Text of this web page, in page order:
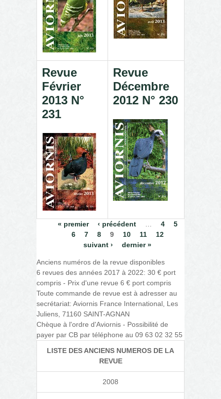
Revue
Février
2013 N°
231
Revue
Décembre
2012 N° 230
Pages« premier ‹ précédent 4
5
6
7 8 9 10 11
12
suivant ›
dernier »
Anciens numéros de la revue disponibles
6 revues des années 2017 à 2022: 30 € port
compris - Prix d'une revue 6 € port compris
Toute commande de revue est à adresser au
secrétariat: Aviornis France International, Les
Juliens, 71160 SAINT-AGNAN
Chèque à l'ordre d'Aviornis - Possibilité de
payer par CB par téléphone au 09 63 02 32 55
LISTE DES ANCIENS NUMEROS DE LA
REVUE
2008